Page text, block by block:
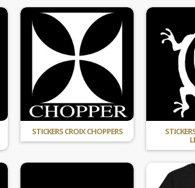
STICKERS CROIX CHOPPERS